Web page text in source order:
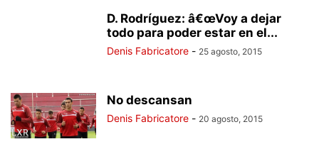
D. Rodríguez: â€œVoy a dejar
todo para poder estar en el...
Denis Fabricatore - 25 agosto, 2015
No descansan
Denis Fabricatore - 20 agosto, 2015